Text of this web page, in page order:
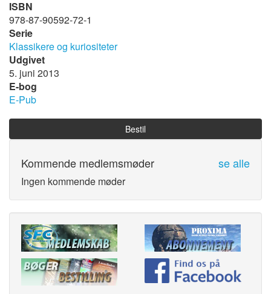
ISBN
978-87-90592-72-1
Serie
Klassikere og kuriositeter
Udgivet
5. juni 2013
E-bog
E-Pub
Bestil
Kommende medlemsmøder se alle
Ingen kommende møder